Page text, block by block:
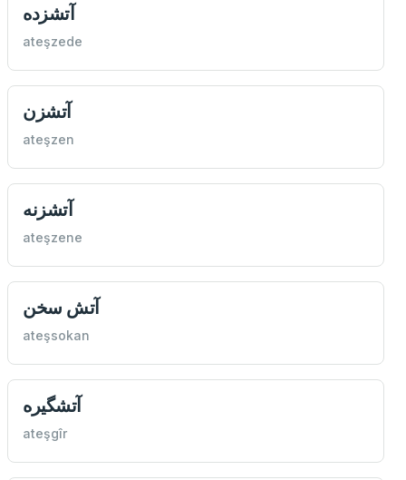
آتشزده
ateşzede
آتشزن
ateşzen
آتشزنه
ateşzene
آتش سخن
ateşsokan
آتشگيره
ateşgîr